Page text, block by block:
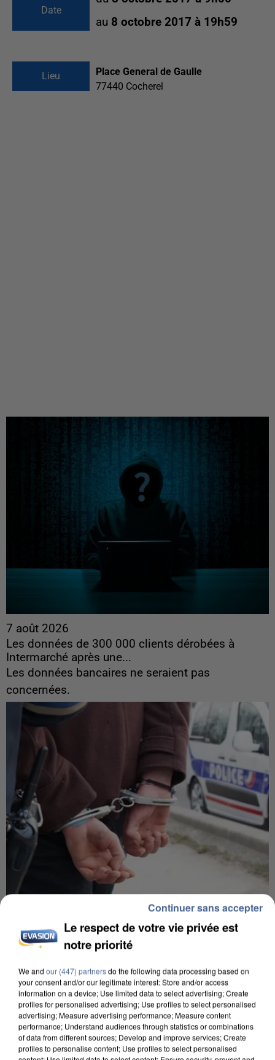
Date
au 8 octobre 2017 à 19h59
Lieu
Place General de Gaulle
77440 Cocherel
7 août 2026
Les données de 300 000 clients dérobées à
Intermarché après une...
Les données bancaires ne seraient pas
concernées.
Un second cadre de la DZ Mafia interpellé en
Algérie
quelques jours plus tôt.
Le respect de votre vie privée est
notre priorité
We and our (447) partnersdo the following data processing based on
your consent and/or our legitimate interest: Store and/or access
information on a device; Use limited data to select advertising; Create
profiles for personalised advertising; Use profiles to select personalised
advertising; Measure advertising performance; Measure content
performance; Understand audiences through statistics or combinations
of data from different sources; Develop and improve services; Create
profiles to personalise content; Use profiles to select personalised
Continuer sans accepter